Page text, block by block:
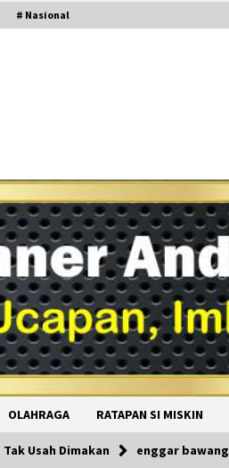
# Nasional
OLAHRAGA RATAPAN SI MISKIN
Usah Dimakan enggar bawang